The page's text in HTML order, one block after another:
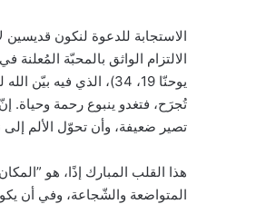
الاستجابة للدعوة لنكون
الالتزام الواثق بالمحبّة
يوحنّا 19، 34)، الذي
تُجرَح، فتغدو ينبوع رحمة وحياة.
تصير ضعيفة، وأن تحوّل الألم إلى
هذا القلب المبارك إذًا، هو
المتواضعة والشّجاعة، وفي أن